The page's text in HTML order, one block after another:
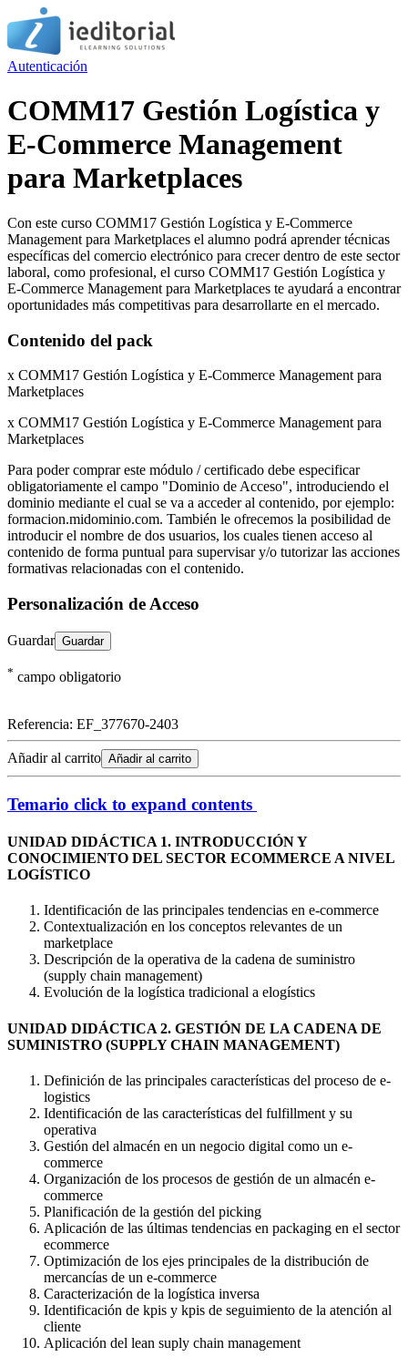
Autenticación
COMM17 Gestión Logística y
E-Commerce Management
para Marketplaces
Con este curso COMM17 Gestión Logística y E-Commerce
Management para Marketplaces el alumno podrá aprender técnicas
específicas del comercio electrónico para crecer dentro de este sector
laboral, como profesional, el curso COMM17 Gestión Logística y
E-Commerce Management para Marketplaces te ayudará a encontrar
oportunidades más competitivas para desarrollarte en el mercado.
Contenido del pack
x COMM17 Gestión Logística y E-Commerce Management para
Marketplaces
x COMM17 Gestión Logística y E-Commerce Management para
Marketplaces
Para poder comprar este módulo / certificado debe especificar
obligatoriamente el campo "Dominio de Acceso", introduciendo el
dominio mediante el cual se va a acceder al contenido, por ejemplo:
formacion.midominio.com. También le ofrecemos la posibilidad de
introducir el nombre de dos usuarios, los cuales tienen acceso al
contenido de forma puntual para supervisar y/o tutorizar las acciones
formativas relacionadas con el contenido.
Personalización de Acceso
Guardar
* campo obligatorio
Referencia: EF_377670-2403
Añadir al carrito Añadir al carrito
Temario click to expand contents
UNIDAD DIDÁCTICA 1. INTRODUCCIÓN Y
CONOCIMIENTO DEL SECTOR ECOMMERCE A NIVEL
LOGÍSTICO
Identificación de las principales tendencias en e-commerce
Contextualización en los conceptos relevantes de un
marketplace
Descripción de la operativa de la cadena de suministro
(supply chain management)
Evolución de la logística tradicional a elogístics
UNIDAD DIDÁCTICA 2. GESTIÓN DE LA CADENA DE
SUMINISTRO (SUPPLY CHAIN MANAGEMENT)
Definición de las principales características del proceso de e-
logistics
Identificación de las características del fulfillment y su
operativa
Gestión del almacén en un negocio digital como un e-
commerce
Organización de los procesos de gestión de un almacén e-
commerce
Planificación de la gestión del picking
Aplicación de las últimas tendencias en packaging en el sector
ecommerce
Optimización de los ejes principales de la distribución de
mercancías de un e-commerce
Caracterización de la logística inversa
Identificación de kpis y kpis de seguimiento de la atención al
cliente
Aplicación del lean suply chain management